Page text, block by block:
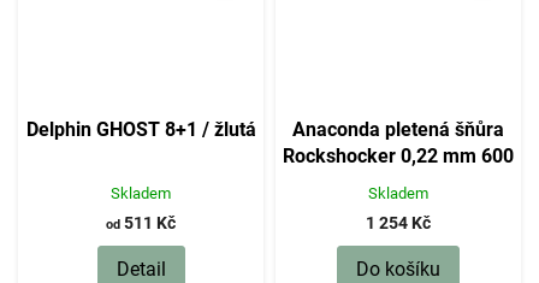
Delphin GHOST 8+1 / žlutá
Skladem
od 511 Kč
Detail
Anaconda pletená šňůra
Rockshocker 0,22 mm 600
m
Skladem
1 254 Kč
Do košíku